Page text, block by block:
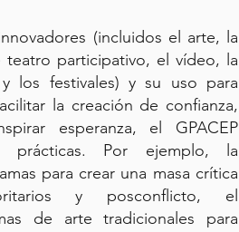
(incluidos el arte, la
teatro participativo, el vídeo, la
los festivales) y su uso para
la creación de confianza,
esperanza, el GPACEP
prácticas. Por ejemplo, la
para crear una masa crítica
y posconflicto, el
de arte tradicionales para